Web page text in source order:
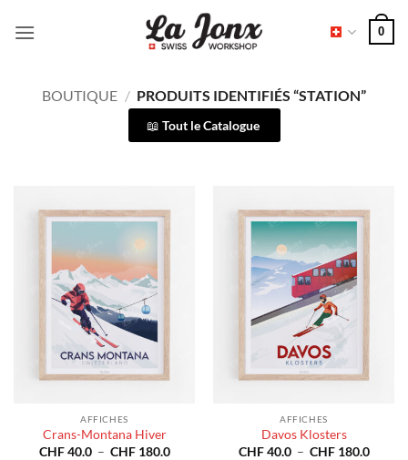
0
BOUTIQUE / PRODUITS IDENTIFIÉS “STATION”
Tout le Catalogue
AFFICHES
Crans-Montana Hiver
CHF40.0 – CHF180.0Plage
AFFICHES
Davos Klosters
CHF40.0 – CHF180.0Plage